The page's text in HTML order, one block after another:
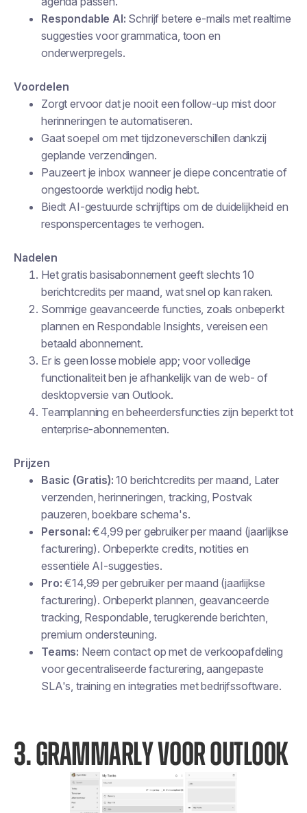
Respondable AI: Schrijf betere e-mails met realtime
suggesties voor grammatica, toon en
onderwerpregels.
Voordelen
Zorgt ervoor dat je nooit een follow-up mist door
herinneringen te automatiseren.
Gaat soepel om met tijdzoneverschillen dankzij
geplande verzendingen.
Pauzeert je inbox wanneer je diepe concentratie of
ongestoorde werktijd nodig hebt.
Biedt AI-gestuurde schrijftips om de duidelijkheid en
responspercentages te verhogen.
Nadelen
Het gratis basisabonnement geeft slechts 10
berichtcredits per maand, wat snel op kan raken.
Sommige geavanceerde functies, zoals onbeperkt
plannen en Respondable Insights, vereisen een
betaald abonnement.
Er is geen losse mobiele app; voor volledige
functionaliteit ben je afhankelijk van de web- of
desktopversie van Outlook.
Teamplanning en beheerdersfuncties zijn beperkt tot
enterprise-abonnementen.
Prijzen
Basic (Gratis): 10 berichtcredits per maand, Later
verzenden, herinneringen, tracking, Postvak
pauzeren, boekbare schema's.
Personal: €4,99 per gebruiker per maand (jaarlijkse
facturering). Onbeperkte credits, notities en
essentiële AI-suggesties.
Pro: €14,99 per gebruiker per maand (jaarlijkse
facturering). Onbeperkt plannen, geavanceerde
tracking, Respondable, terugkerende berichten,
premium ondersteuning.
Teams: Neem contact op met de verkoopafdeling
voor gecentraliseerde facturering, aangepaste
SLA's, training en integraties met bedrijfssoftware.
3. GRAMMARLY VOOR OUTLOOK